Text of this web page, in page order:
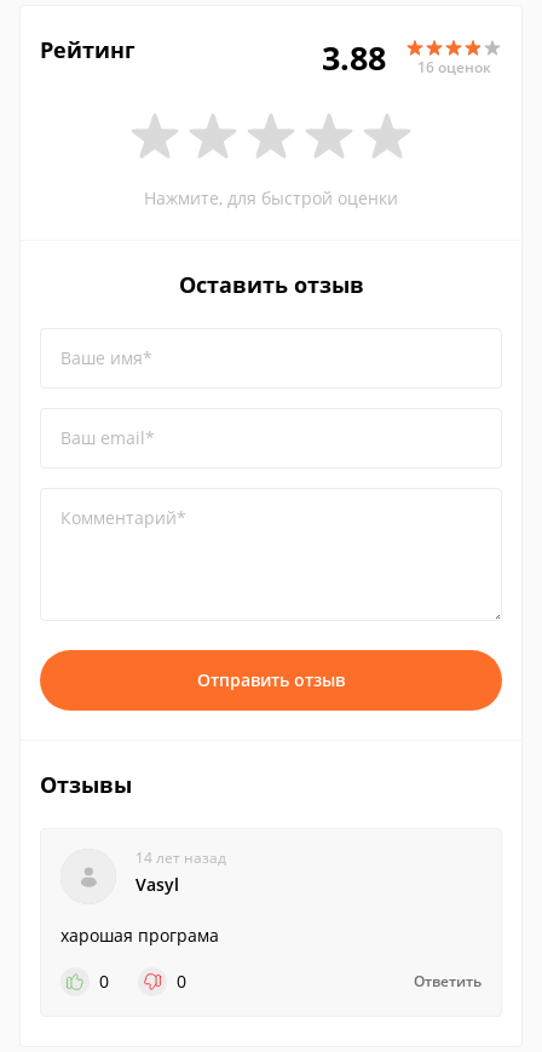
Рейтинг 3.88 16 оценок
Нажмите, для быстрой оценки
Оставить отзыв
Ваше имя*
Ваш email*
Комментарий*
Отправить отзыв
Отзывы
14 лет назад
Vasyl
харошая програма
0
0 Ответить